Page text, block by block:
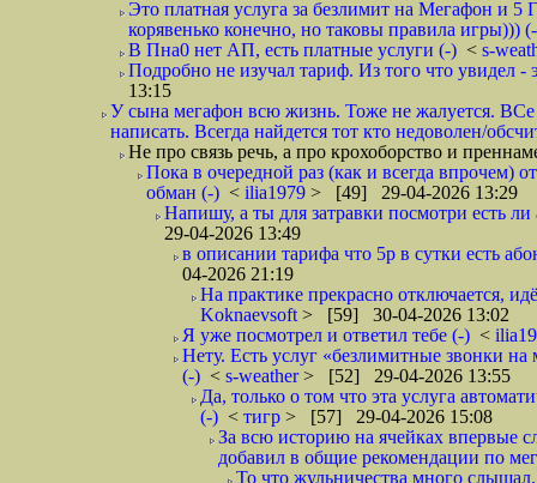
Это платная услуга за безлимит на Мегафон и
корявенько конечно, но таковы правила игры)))
В Пна0 нет АП, есть платные услуги (-) < s-
Подробно не изучал тариф. Из того что увидел -
13:15
У сына мегафон всю жизнь. Тоже не жалуется.
написать. Всегда найдется тот кто недоволен/
Не про связь речь, а про крохоборство и
Пока в очередной раз (как и всегда впрочем)
обман (-) < ilia1979 > [49] 29-04-2026 13:29
Напишу, а ты для затравки посмотри есть
29-04-2026 13:49
в описании тарифа что 5р в сутки есть
04-2026 21:19
На практике прекрасно отключается,
Koknaevsoft > [59] 30-04-2026 13:02
Я уже посмотрел и ответил тебе (-) <
Нету. Есть услуг «безлимитные звонки
(-) < s-weather> [52] 29-04-2026 13:55
Да, только о том что эта услуга
(-) < тигр > [57] 29-04-2026 15:08
За всю историю на ячейках впервые
добавил в общие рекомендации по
То что жульничества много